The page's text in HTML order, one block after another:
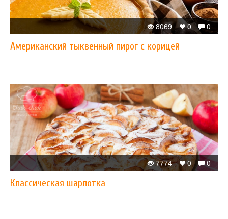
0
0
8069
Американский тыквенный пирог с корицей
0
0
7774
Классическая шарлотка